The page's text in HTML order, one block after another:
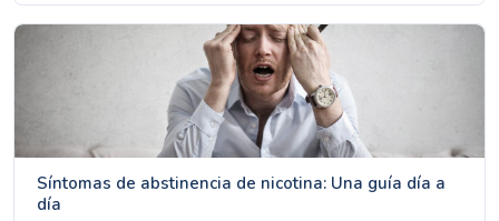
Síntomas de abstinencia de nicotina: Una guía día a
día